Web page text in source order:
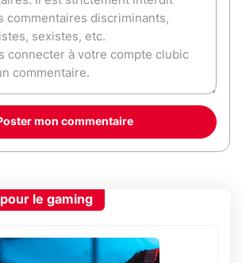
mon commentaire
le gaming